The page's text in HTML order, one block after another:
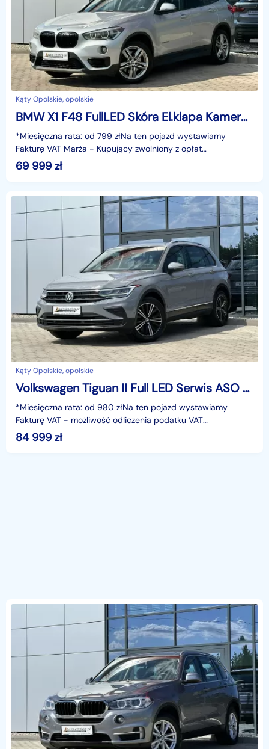
Kąty Opolskie, opolskie
BMW X1 F48 FullLED Skóra El.klapa Kamera Grzane fotele Climatronic Navi GWARANC
*Miesięczna rata: od 799 złNa ten pojazd wystawiamy
Fakturę VAT Marża - Kupujący zwolniony z opłat
skarbowych.Gwarancja: 6 miesięcy.Cechy
szczególne:Dynamiczny
69 999 zł
Kąty Opolskie, opolskie
Volkswagen Tiguan II Full LED Serwis ASO Asystenci Grzane fotele 3xClimatronic GWARANCJA!
*Miesięczna rata: od 980 złNa ten pojazd wystawiamy
Fakturę VAT - możliwość odliczenia podatku VAT
23%Gwarancja: 6 miesięcy.Cechy szczególne:Dynamiczny
84 999 zł